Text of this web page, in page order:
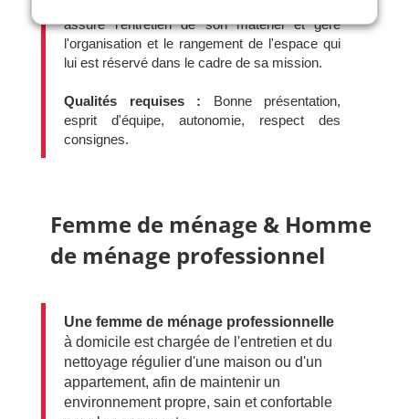
assure l'entretien de son matériel et gère
l'organisation et le rangement de l'espace qui
lui est réservé dans le cadre de sa mission.
Qualités requises : Bonne présentation,
esprit d'équipe, autonomie, respect des
consignes.
Femme de ménage & Homme
de ménage professionnel
Une femme de ménage professionnelle
à domicile est chargée de l'entretien et du
nettoyage régulier d'une maison ou d'un
appartement, afin de maintenir un
environnement propre, sain et confortable